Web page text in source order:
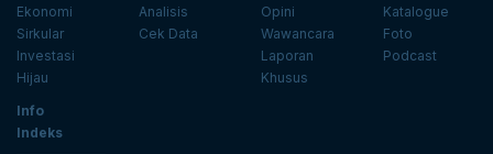
Ekonomi
Sirkular
Investasi
Hijau
Analisis
Cek Data
Opini
Wawancara
Laporan
Khusus
Katalogue
Foto
Podcast
Info
Indeks